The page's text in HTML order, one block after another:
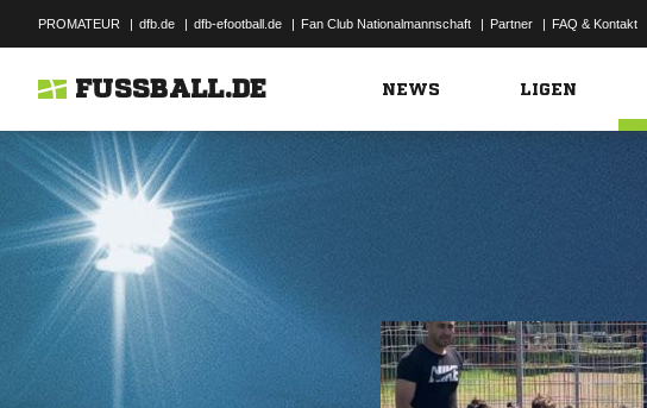
PROMATEUR | dfb.de | dfb-efootball.de | Fan Club Nationalmannschaft | Partner | FAQ & Kontakt
FUSSBALL.DE NEWS LIGEN